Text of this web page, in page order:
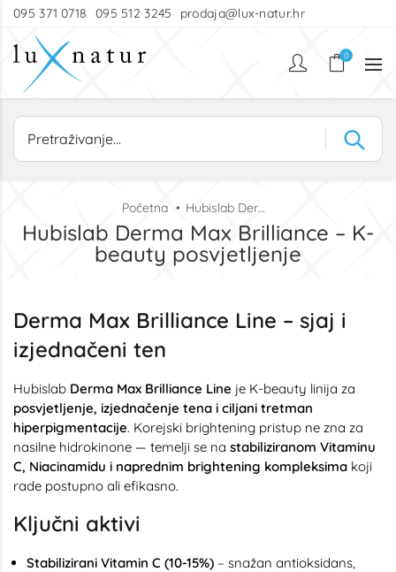
095 371 0718 095 512 3245 prodaja@lux-natur.hr
0
Početna Hubislab Derma Max Brilliance – K-beauty posvjetljenje
Hubislab Derma Max Brilliance – K-
beauty posvjetljenje
Derma Max Brilliance Line – sjaj i
izjednačeni ten
Hubislab Derma Max Brilliance Line je K-beauty linija za
posvjetljenje, izjednačenje tena i ciljani tretman
hiperpigmentacije. Korejski brightening pristup ne zna za
nasilne hidrokinone — temelji se na stabiliziranom Vitaminu
C, Niacinamidu i naprednim brightening kompleksima koji
rade postupno ali efikasno.
Ključni aktivi
Stabilizirani Vitamin C (10-15%) – snažan antioksidans,